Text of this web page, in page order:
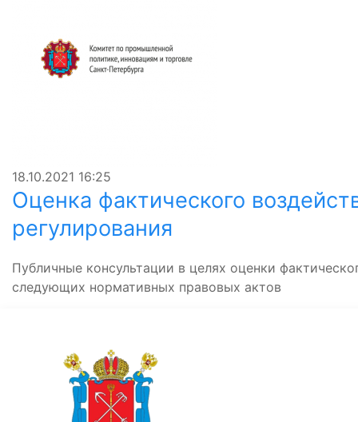
18.10.2021 16:25
Оценка фактического
регулирования
Публичные консультации в целях оценки
следующих нормативных правовых актов